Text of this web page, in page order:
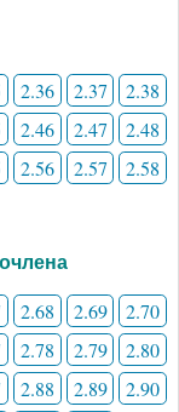
2.36 2.37
2.38
2.46 2.47
2.48
2.56 2.57
2.58
2.68 2.69
2.70
2.78 2.79
2.80
2.88 2.89
2.90